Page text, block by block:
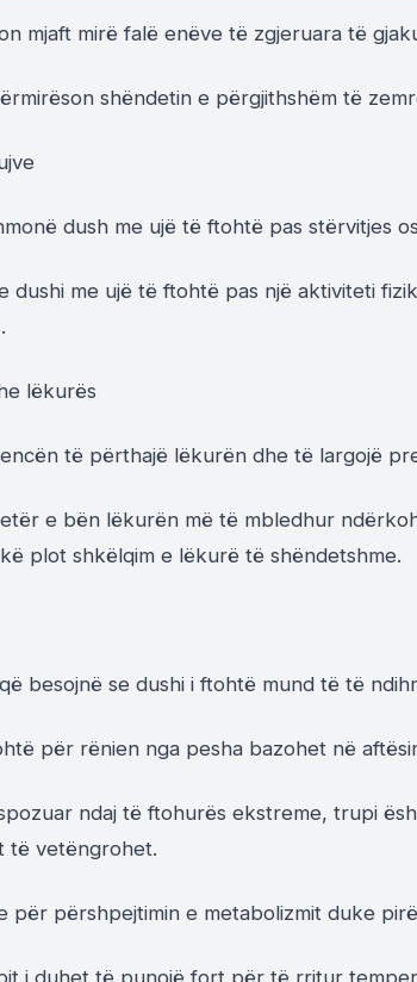
mjaft mirë falë enëve të zgjeruara të
shëndetin e përgjithshëm të
dush me ujë të ftohtë pas stërvitjes
dushi me ujë të ftohtë pas një aktiviteti
lëkurës
të përthajë lëkurën dhe të largojë
e bën lëkurën më të mbledhur
plot shkëlqim e lëkurë të shëndetshme.
besojnë se dushi i ftohtë mund të të
për rënien nga pesha bazohet në
ndaj të ftohurës ekstreme, trupi
të vetëngrohet.
për përshpejtimin e metabolizmit duke